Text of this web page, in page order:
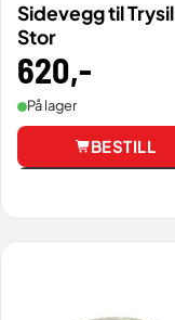
Sidevegg til Trysil
Stor
620,-
På lager
BESTILL